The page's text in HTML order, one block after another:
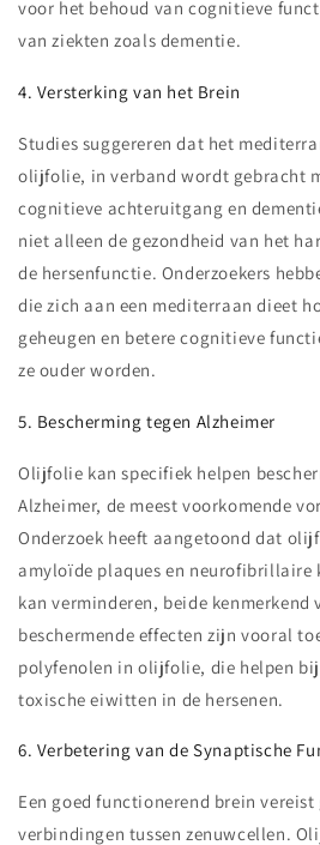
voor het behoud van cognitieve
van ziekten zoals dementie.
4. Versterking van het Brein
Studies suggereren dat het
olijfolie, in verband wordt gebracht
cognitieve achteruitgang en
niet alleen de gezondheid van het
de hersenfunctie. Onderzoekers
die zich aan een mediterraan dieet
geheugen en betere cognitieve
ze ouder worden.
5. Bescherming tegen Alzheimer
Olijfolie kan specifiek helpen
Alzheimer, de meest voorkomende
Onderzoek heeft aangetoond dat
amyloïde plaques en neurofibrillaire
kan verminderen, beide kenmerkend
beschermende effecten zijn vooral
polyfenolen in olijfolie, die helpen
toxische eiwitten in de hersenen.
6. Verbetering van de Synaptische
Een goed functionerend brein vereist
verbindingen tussen zenuwcellen.